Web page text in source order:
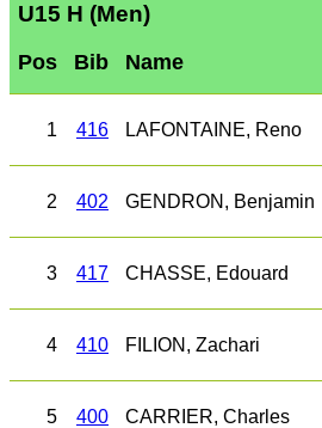
U15 H (Men)
Pos Bib Name
1 416 LAFONTAINE, Reno
2 402 GENDRON, Benjamin
3 417 CHASSE, Edouard
4 410 FILION, Zachari
5 400 CARRIER, Charles